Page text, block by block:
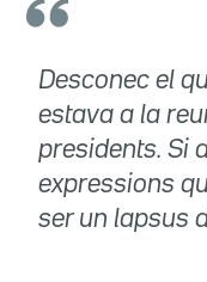
Desconec el
estava a la
presidents. Si
expressions
ser un lapsus